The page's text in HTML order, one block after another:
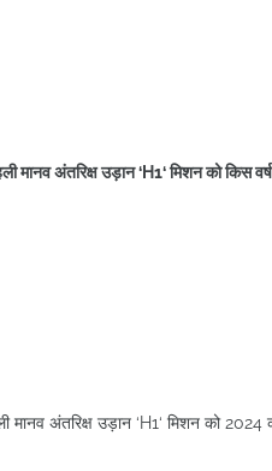
मानव अंतरिक्ष उड़ान ‘H1‘ मिशन को किस
मानव अंतरिक्ष उड़ान ‘H1‘ मिशन को 2024